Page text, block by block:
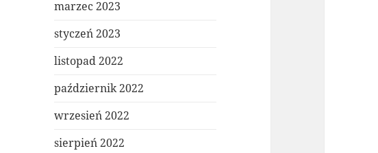
marzec 2023
styczeń 2023
listopad 2022
październik 2022
wrzesień 2022
sierpień 2022